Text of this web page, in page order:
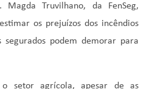
Magda Truvilhano, da FenSeg,
os prejuízos dos incêndios
podem demorar para
setor agrícola, apesar de as